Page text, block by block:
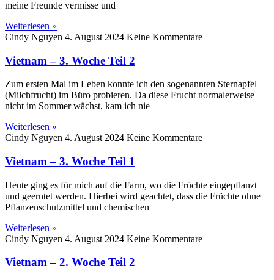
meine Freunde vermisse und
Weiterlesen »
Cindy Nguyen 4. August 2024 Keine Kommentare
Vietnam – 3. Woche Teil 2
Zum ersten Mal im Leben konnte ich den sogenannten Sternapfel
(Milchfrucht) im Büro probieren. Da diese Frucht normalerweise
nicht im Sommer wächst, kam ich nie
Weiterlesen »
Cindy Nguyen 4. August 2024 Keine Kommentare
Vietnam – 3. Woche Teil 1
Heute ging es für mich auf die Farm, wo die Früchte eingepflanzt
und geerntet werden. Hierbei wird geachtet, dass die Früchte ohne
Pflanzenschutzmittel und chemischen
Weiterlesen »
Cindy Nguyen 4. August 2024 Keine Kommentare
Vietnam – 2. Woche Teil 2